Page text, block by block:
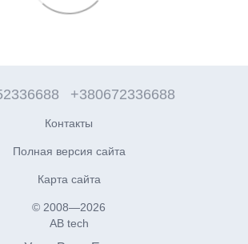
+380672336688
Контакты
Полная версия сайта
Карта сайта
© 2008—2026
AB tech